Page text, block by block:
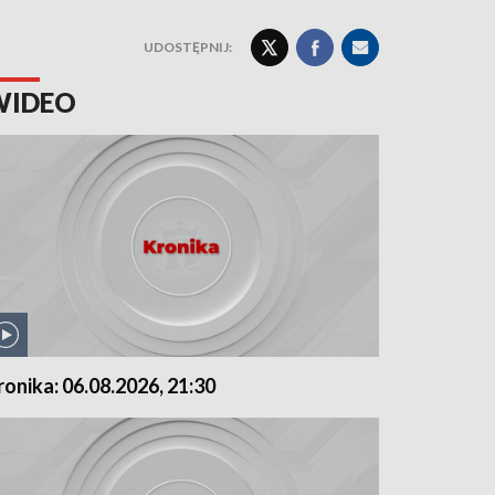
UDOSTĘPNIJ:
06.08.2026, 21:30